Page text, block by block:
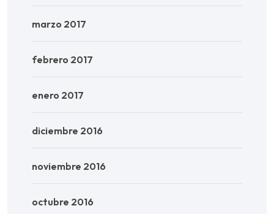
marzo 2017
febrero 2017
enero 2017
diciembre 2016
noviembre 2016
octubre 2016